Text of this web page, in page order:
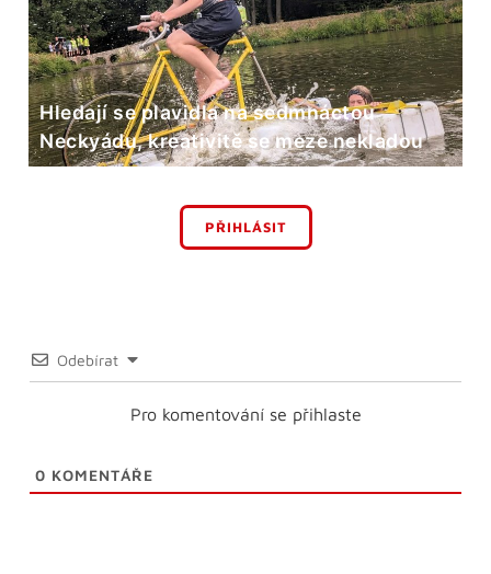
Hledají se plavidla na sedmnáctou
Neckyádu, kreativitě se meze nekladou
PŘIHLÁSIT
Odebírat
Pro komentování se přihlaste
0 KOMENTÁŘE